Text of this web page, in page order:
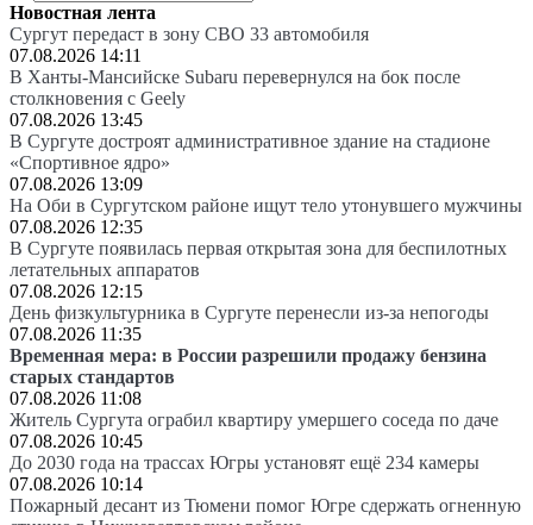
Новостная лента
Сургут передаст в зону СВО 33 автомобиля
07.08.2026 14:11
В Ханты-Мансийске Subaru перевернулся на бок после
столкновения с Geely
07.08.2026 13:45
В Сургуте достроят административное здание на стадионе
«Спортивное ядро»
07.08.2026 13:09
На Оби в Сургутском районе ищут тело утонувшего мужчины
07.08.2026 12:35
В Сургуте появилась первая открытая зона для беспилотных
летательных аппаратов
07.08.2026 12:15
День физкультурника в Сургуте перенесли из-за непогоды
07.08.2026 11:35
Временная мера: в России разрешили продажу бензина
старых стандартов
07.08.2026 11:08
Житель Сургута ограбил квартиру умершего соседа по даче
07.08.2026 10:45
До 2030 года на трассах Югры установят ещё 234 камеры
07.08.2026 10:14
Пожарный десант из Тюмени помог Югре сдержать огненную